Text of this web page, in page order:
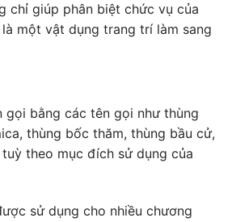
chỉ giúp phân biệt chức vụ của
một vật dụng trang trí làm sang
gọi bằng các tên gọi như thùng
thùng bốc thăm, thùng bầu cử,
theo mục đích sử dụng của
sử dụng cho nhiều chương